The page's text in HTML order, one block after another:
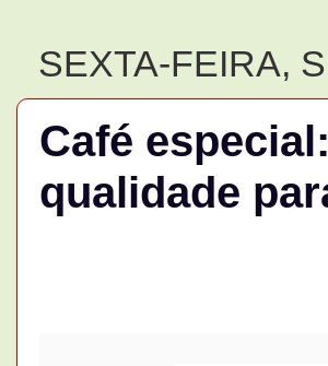
SEXTA-FEIRA,
Café
qualidade